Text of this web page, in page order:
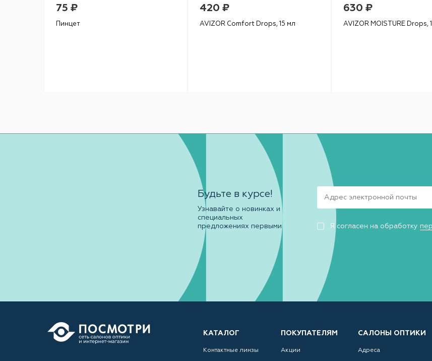
75 ₽
Пинцет
420 ₽
AVIZOR Comfort Drops, 15 мл
630 ₽
AVIZOR MOISTURE Drops,
Будьте в курсе!
Узнавайте о новинках и
специальных
предложениях первыми
Я согласен на обработку
КАТАЛОГ
Контактные линзы
ПОКУПАТЕЛЯМ
Акции
САЛОНЫ ОПТИКИ
Адреса